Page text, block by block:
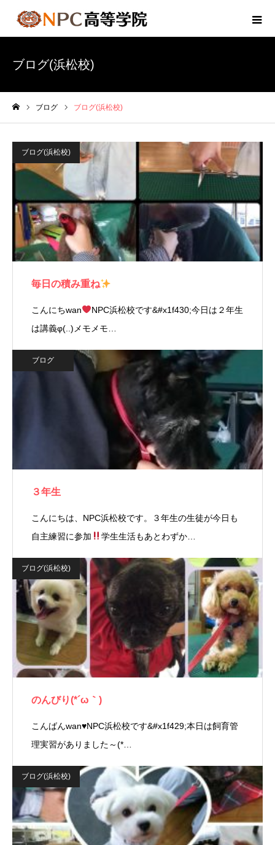
ブログ(浜松校)
ブログ ブログ(浜松校)
ブログ(浜松校)
毎日の積み重ね
こんにちwan
NPC浜松校です&#x1f430;今日は２年生
は講義φ(..)メモメモ…
ブログ
３年生
こんにちは、NPC浜松校です。３年生の生徒が今日も
自主練習に参加
学生生活もあとわずか…
ブログ(浜松校)
のんびり(*´ω｀)
こんばんwan♥NPC浜松校です&#x1f429;本日は飼育管
理実習がありました～(*…
ブログ(浜松校)